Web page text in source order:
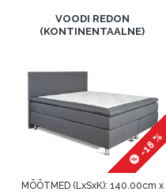
VOODI REDON
(KONTINENTAALNE)
-18 %
MÕÕTMED (LxSxK): 140.00cm x